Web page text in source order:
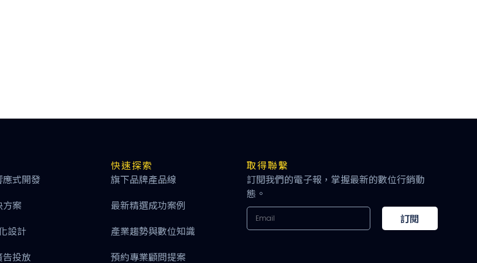
應式開發
方案
設計
投放
快速探索
旗下品牌產品線
最新精選成功案例
產業趨勢與數位知識
預約專業顧問提案
取得聯繫
訂閱我們的電子報，掌握最新的數位行銷動
態。
訂閱